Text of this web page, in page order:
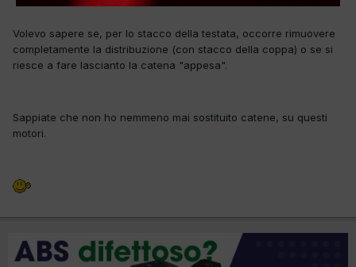
Volevo sapere se, per lo stacco della testata, occorre rimuovere
completamente la distribuzione (con stacco della coppa) o se si
riesce a fare lascianto la catena "appesa".
Sappiate che non ho nemmeno mai sostituito catene, su questi
motori.